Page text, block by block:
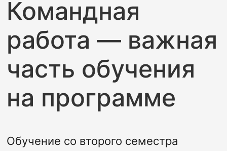
Командная
работа — важная
часть обучения
на программе
Обучение со второго семестра